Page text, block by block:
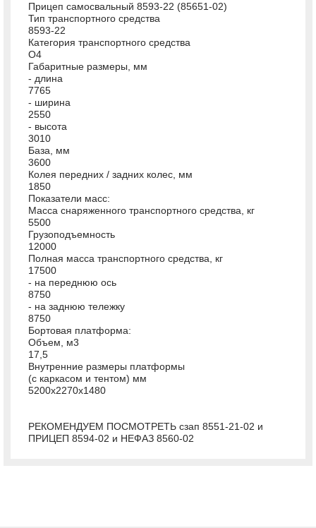
Прицеп самосвальный 8593-22 (85651-02)
Тип транспортного средства
8593-22
Категория транспортного средства
О4
Габаритные размеры, мм
- длина
7765
- ширина
2550
- высота
3010
База, мм
3600
Колея передних / задних колес, мм
1850
Показатели масс:
Масса снаряженного транспортного средства, кг
5500
Грузоподъемность
12000
Полная масса транспортного средства, кг
17500
- на переднюю ось
8750
- на заднюю тележку
8750
Бортовая платформа:
Объем, м3
17,5
Внутренние размеры платформы
(с каркасом и тентом) мм
5200x2270x1480
РЕКОМЕНДУЕМ ПОСМОТРЕТЬ сзап 8551-21-02 и
ПРИЦЕП 8594-02 и НЕФАЗ 8560-02